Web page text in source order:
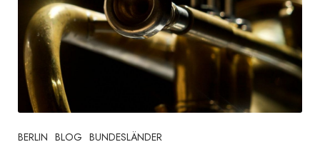
BERLIN BLOG BUNDESLÄNDER